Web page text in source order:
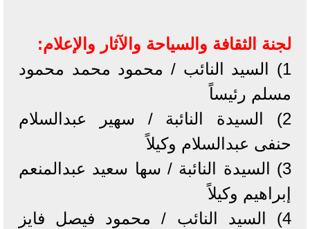
لجنة الثقافة والسياحة والآثار والإعلام:
1) السيد النائب / محمود محمد محمود
مسلم رئيساً
2) السيدة النائبة / سهير عبدالسلام
حنفى عبدالسلام وكيلاً
3) السيدة النائبة / سها سعيد عبدالمنعم
إبراهيم وكيلاً
4) السيد النائب / محمود فيصل فايز